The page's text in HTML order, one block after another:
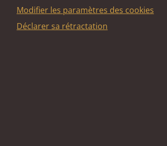
Modifier les paramètres des cookies
Déclarer sa rétractation